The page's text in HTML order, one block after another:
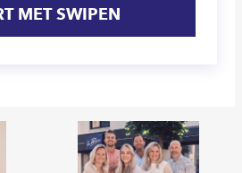
MET SWIPEN